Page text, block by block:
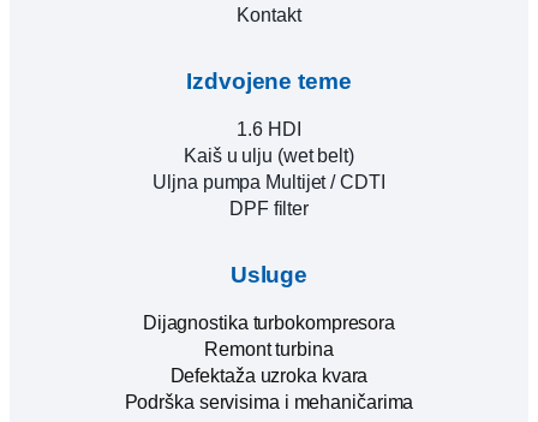
Kontakt
Izdvojene teme
1.6 HDI
Kaiš u ulju (wet belt)
Uljna pumpa Multijet / CDTI
DPF filter
Usluge
Dijagnostika turbokompresora
Remont turbina
Defektaža uzroka kvara
Podrška servisima i mehaničarima